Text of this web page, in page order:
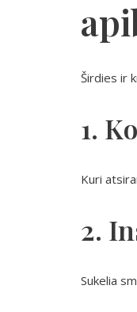
Širdies ir
1.
Kuri
2.
Sukelia